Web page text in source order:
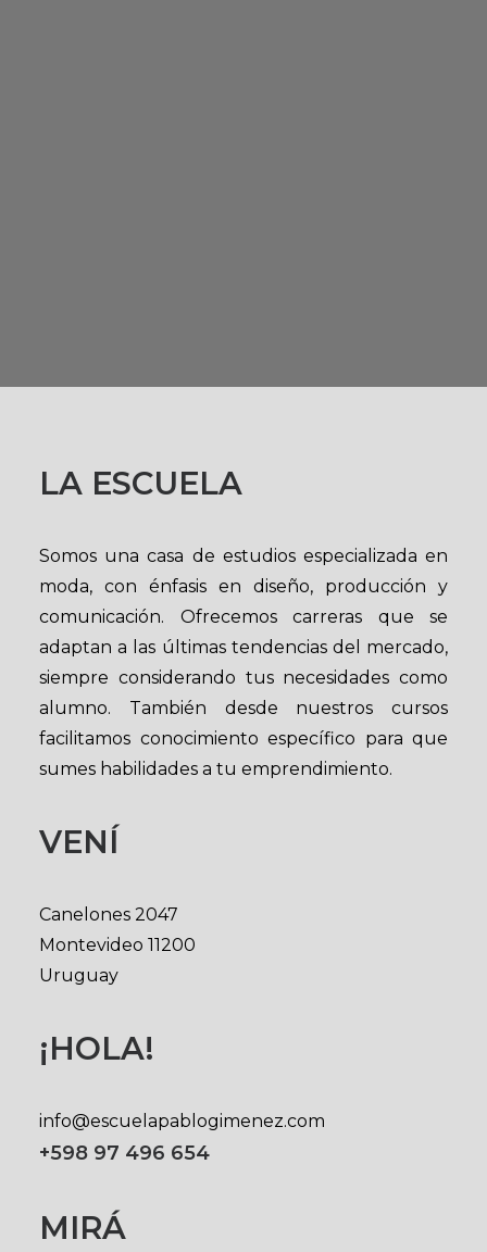
LA ESCUELA
Somos una casa de estudios especializada en
moda, con énfasis en diseño, producción y
comunicación. Ofrecemos carreras que se
adaptan a las últimas tendencias del mercado,
siempre considerando tus necesidades como
alumno. También desde nuestros cursos
facilitamos conocimiento específico para que
sumes habilidades a tu emprendimiento.
VENÍ
Canelones 2047
Montevideo 11200
Uruguay
¡HOLA!
info@escuelapablogimenez.com
+598 97 496 654
MIRÁ